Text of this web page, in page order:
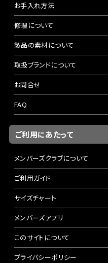
お手入れ方法
修理について
製品の素材について
取扱ブランドについて
お問合せ
FAQ
ご利用にあたって
メンバーズクラブについて
ご利用ガイド
サイズチャート
メンバーズアプリ
このサイトについて
プライバシーポリシー